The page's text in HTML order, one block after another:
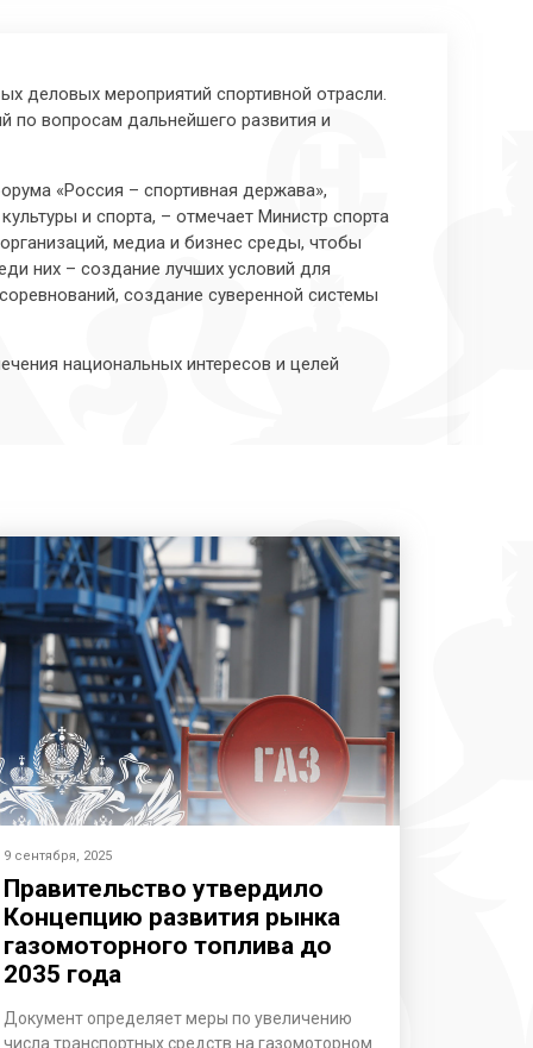
деловых мероприятий спортивной отрасли.
по вопросам дальнейшего развития и
«Россия – спортивная держава»,
и спорта, – отмечает Министр спорта
медиа и бизнес среды, чтобы
них – создание лучших условий для
создание суверенной системы
национальных интересов и целей
9 сентября, 2025
Правительство утвердило
Концепцию развития рынка
газомоторного топлива до
2035 года
Документ определяет меры по увеличению
числа транспортных средств на газомоторном